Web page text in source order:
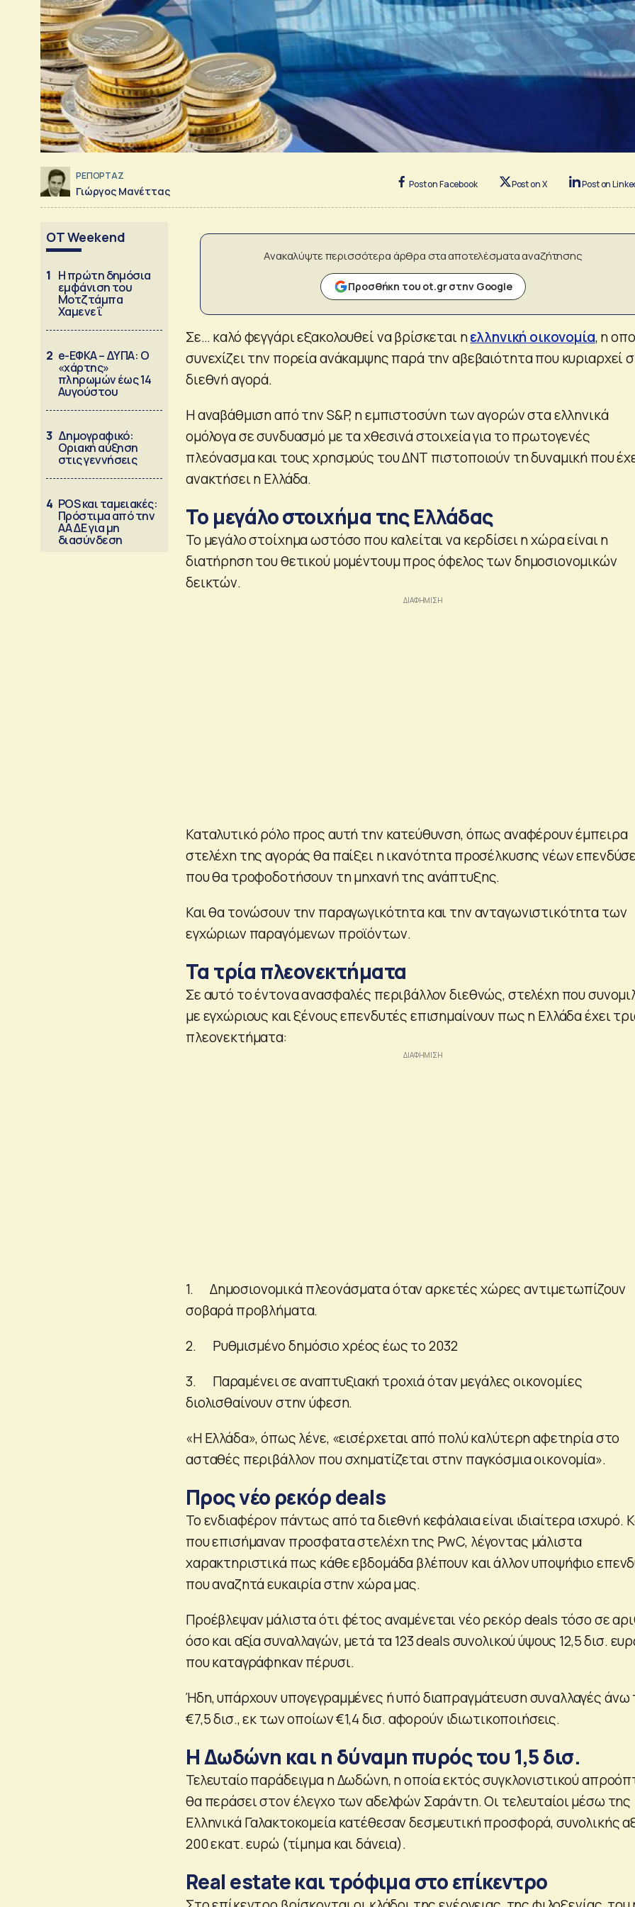
ΡΕΠΟΡΤΑΖ
Γιώργος Μανέττας
Post on Facebook Post on X Post on
OT Weekend
1 Η πρώτη δημόσια
εμφάνιση του
Μοτζτάμπα
Χαμενεΐ
2 e-ΕΦΚΑ – ΔΥΠΑ: Ο
«χάρτης»
πληρωμών έως 14
Αυγούστου
3 Δημογραφικό:
Οριακή αύξηση
στις γεννήσεις
4 POS και ταμειακές:
Πρόστιμα από την
ΑΑΔΕ για μη
διασύνδεση
Ανακαλύψτε περισσότερα άρθρα στα αποτελέσματα αναζήτησης
Προσθήκη του ot.gr στην Google
Σε… καλό φεγγάρι εξακολουθεί να βρίσκεται ηελληνική οικονομία, η
συνεχίζει την πορεία ανάκαμψης παρά την αβεβαιότητα που κυριαρχεί
διεθνή αγορά.
Η αναβάθμιση από την S&P, η εμπιστοσύνη των αγορών στα ελληνικά
ομόλογα σε συνδυασμό με τα χθεσινά στοιχεία για το πρωτογενές
πλεόνασμα και τους χρησμούς του ΔΝΤ πιστοποιούν τη δυναμική που
ανακτήσει η Ελλάδα.
Το μεγάλο στοιχήμα της Ελλάδας
Το μεγάλο στοίχημα ωστόσο που καλείται να κερδίσει η χώρα είναι η
διατήρηση του θετικού μομέντουμ προς όφελος των δημοσιονομικών
δεικτών.
Καταλυτικό ρόλο προς αυτή την κατεύθυνση, όπως αναφέρουν έμπειρα
στελέχη της αγοράς θα παίξει η ικανότητα προσέλκυσης νέων
που θα τροφοδοτήσουν τη μηχανή της ανάπτυξης.
Και θα τονώσουν την παραγωγικότητα και την ανταγωνιστικότητα των
εγχώριων παραγόμενων προϊόντων.
Τα τρία πλεονεκτήματα
Σε αυτό το έντονα ανασφαλές περιβάλλον διεθνώς, στελέχη που
με εγχώριους και ξένους επενδυτές επισημαίνουν πως η Ελλάδα έχει
πλεονεκτήματα:
1. Δημοσιονομικά πλεονάσματα όταν αρκετές χώρες αντιμετωπίζουν
σοβαρά προβλήματα.
2. Ρυθμισμένο δημόσιο χρέος έως το 2032
3. Παραμένει σε αναπτυξιακή τροχιά όταν μεγάλες οικονομίες
διολισθαίνουν στην ύφεση.
«Η Ελλάδα», όπως λένε, «εισέρχεται από πολύ καλύτερη αφετηρία στο
ασταθές περιβάλλον που σχηματίζεται στην παγκόσμια οικονομία».
Προς νέο ρεκόρ deals
Το ενδιαφέρον πάντως από τα διεθνή κεφάλαια είναι ιδιαίτερα ισχυρό.
που επισήμαναν προσφατα στελέχη της PwC, λέγοντας μάλιστα
χαρακτηριστικά πως κάθε εβδομάδα βλέπουν και άλλον υποψήφιο
που αναζητά ευκαιρία στην χώρα μας.
Προέβλεψαν μάλιστα ότι φέτος αναμένεται νέο ρεκόρ deals τόσο σε
όσο και αξία συναλλαγών, μετά τα 123 deals συνολικού ύψους 12,5 δισ.
που καταγράφηκαν πέρυσι.
Ήδη, υπάρχουν υπογεγραμμένες ή υπό διαπραγμάτευση συναλλαγές
€7,5 δισ., εκ των οποίων €1,4 δισ. αφορούν ιδιωτικοποιήσεις.
Η Δωδώνη και η δύναμη πυρός του 1,5 δισ.
Τελευταίο παράδειγμα η Δωδώνη, η οποία εκτός συγκλονιστικού
θα περάσει στον έλεγχο των αδελφών Σαράντη. Οι τελευταίοι μέσω της
Ελληνικά Γαλακτοκομεία κατέθεσαν δεσμευτική προσφορά, συνολικής
200 εκατ. ευρώ (τίμημα και δάνεια).
Real estate και τρόφιμα στο επίκεντρο